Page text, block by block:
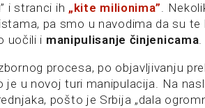
i stranci ih „kite milionima”.
pa smo u navodima da su te
uočili i manipulisanje činjenicama.
procesa, po objavljivanju
je u novoj turi manipulacija. Na
pošto je Srbija „dala